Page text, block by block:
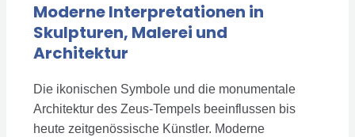
Moderne Interpretationen in
Skulpturen, Malerei und
Architektur
Die ikonischen Symbole und die monumentale
Architektur des Zeus-Tempels beeinflussen bis
heute zeitgenössische Künstler. Moderne